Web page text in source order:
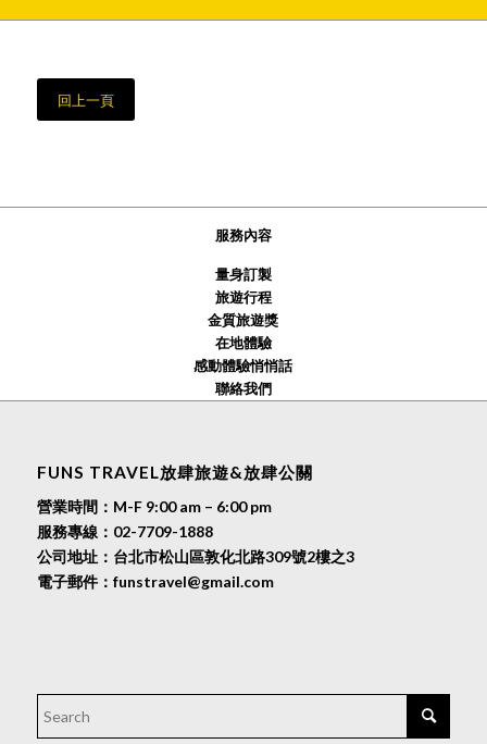
回上一頁
服務內容
量身訂製
旅遊行程
金質旅遊獎
在地體驗
感動體驗悄悄話
聯絡我們
FUNS TRAVEL放肆旅遊&放肆公關
營業時間：M-F 9:00 am – 6:00 pm
服務專線： 02-7709-1888
公司地址：台北市松山區敦化北路309號2樓之3
電子郵件： funstravel@gmail.com